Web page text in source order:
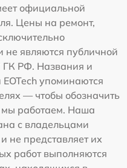
официальной
Цены на ремонт,
не являются публичной
ГК РФ. Названия и
упоминаются
— чтобы обозначить
мы работаем. Наша
с владельцами
не представляет их
работ выполняются